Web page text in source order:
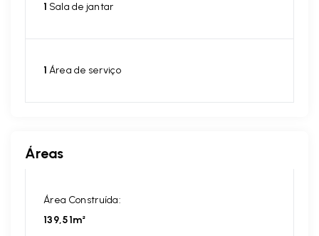
1 Sala de jantar
1 Área de serviço
Áreas
Área Construída:
139,51m²